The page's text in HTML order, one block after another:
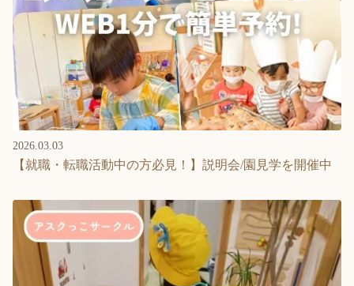
2026.03.03
【就職・転職活動中の方必見！】説明会/園見学を開催中